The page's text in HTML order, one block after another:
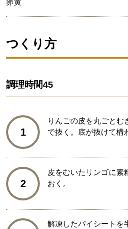
卵黄
つくり方
調理時間45
1
りんごの皮を丸ごとむ
で抜く。底が抜けて構
2
皮をむいたリンゴに素
おく。
解凍したパイシートを